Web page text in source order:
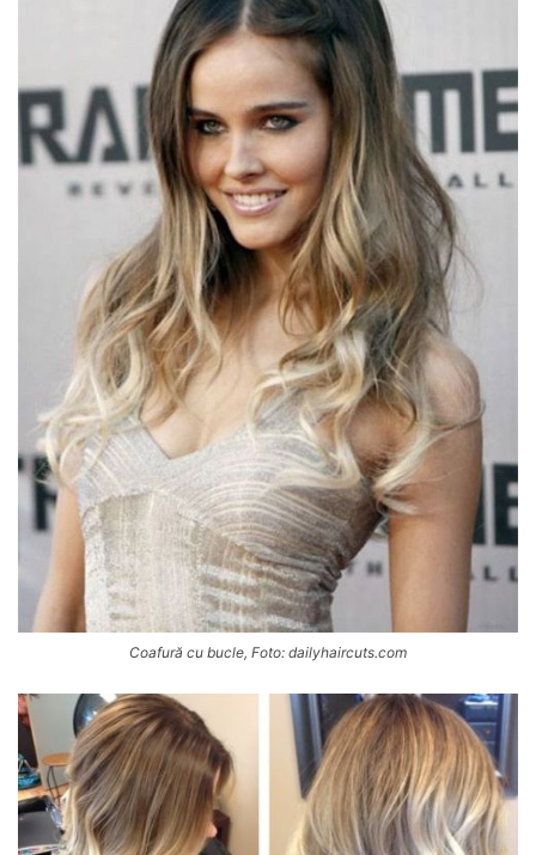
Coafură cu bucle, Foto: dailyhaircuts.com